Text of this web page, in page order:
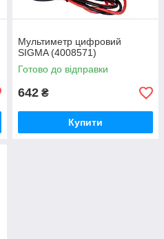
Мультиметр цифровий
SIGMA (4008571)
Готово до відправки
642 ₴
Купити